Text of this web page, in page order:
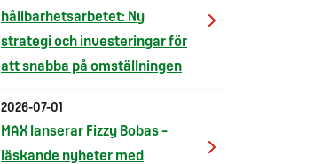
hållbarhetsarbetet: Ny
strategi och investeringar för
att snabba på omställningen
2026-07-01
MAX lanserar Fizzy Bobas –
läskande nyheter med